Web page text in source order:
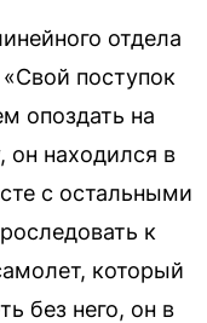
отдела
поступок
опоздать на
он находился в
с остальными
к
который
без него, он в